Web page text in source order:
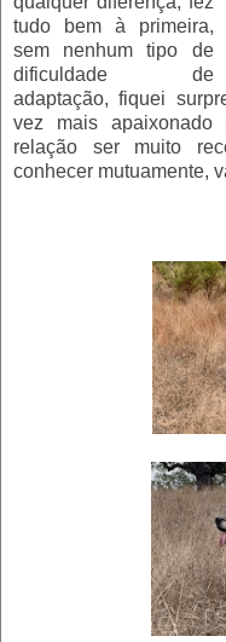
tudo bem à primeira,
sem nenhum tipo de
dificuldade de
adaptação, fiquei
vez mais
relação ser muito
conhecer mutuamente,